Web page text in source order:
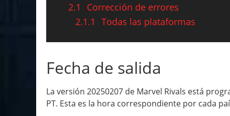
2.1
Corrección de errores
2.1.1
Todas las plataformas
Fecha de salida
La versión 20250207 de Marvel Rivals está
PT. Esta es la hora correspondiente por cada